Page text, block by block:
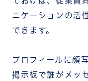
ニケーションの活
できます。
プロフィールに顔
掲示板で誰がメッ